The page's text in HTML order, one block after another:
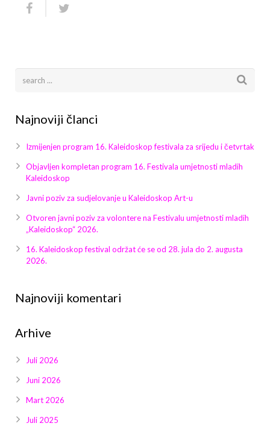
Najnoviji članci
Izmijenjen program 16. Kaleidoskop festivala za srijedu i četvrtak
Objavljen kompletan program 16. Festivala umjetnosti mladih
Kaleidoskop
Javni poziv za sudjelovanje u Kaleidoskop Art-u
Otvoren javni poziv za volontere na Festivalu umjetnosti mladih
„Kaleidoskop“ 2026.
16. Kaleidoskop festival održat će se od 28. jula do 2. augusta
2026.
Najnoviji komentari
Arhive
Juli 2026
Juni 2026
Mart 2026
Juli 2025